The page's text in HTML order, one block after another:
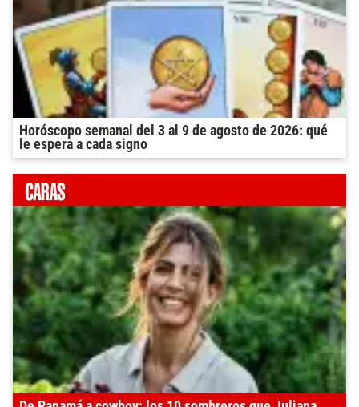
Horóscopo semanal del 3 al 9 de agosto de 2026: qué
le espera a cada signo